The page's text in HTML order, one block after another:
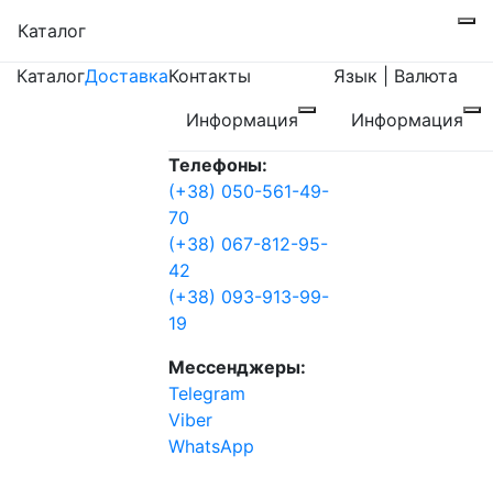
Каталог
КаталогДоставкаКонтакты
Информация
Телефоны:
(+38) 050-561-49-
70
(+38) 067-812-95-
42
(+38) 093-913-99-
19
Мессенджеры:
Telegram
Viber
WhatsApp
Язык | Валюта
Информация